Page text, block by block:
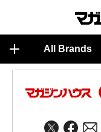
All Brands